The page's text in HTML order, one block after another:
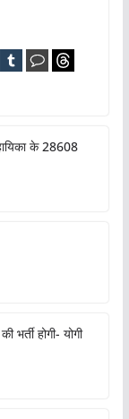
के 28608
होगी- योगी